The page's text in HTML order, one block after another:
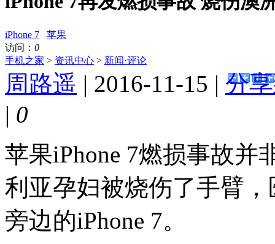
iPhone 7
苹果
访问： 0
手机之家 > 资讯中心 > 新闻·评论
周路遥 | 2016-11-15 | 分
| 0
苹果iPhone 7燃损事故并
利亚孕妇被烧伤了手臂
旁边的iPhone 7。